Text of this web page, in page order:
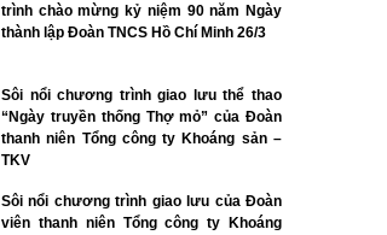
trình chào mừng kỷ niệm 90 năm Ngày
thành lập Đoàn TNCS Hồ Chí Minh 26/3
Sôi nổi chương trình giao lưu thể thao
“Ngày truyền thống Thợ mỏ” của Đoàn
thanh niên Tổng công ty Khoáng sản –
TKV
Sôi nổi chương trình giao lưu của Đoàn
viên thanh niên Tổng công ty Khoáng